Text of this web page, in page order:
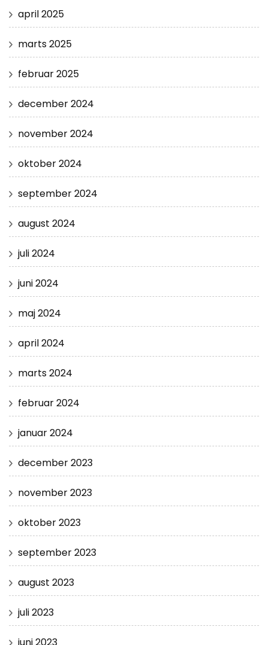
april 2025
marts 2025
februar 2025
december 2024
november 2024
oktober 2024
september 2024
august 2024
juli 2024
juni 2024
maj 2024
april 2024
marts 2024
februar 2024
januar 2024
december 2023
november 2023
oktober 2023
september 2023
august 2023
juli 2023
juni 2023